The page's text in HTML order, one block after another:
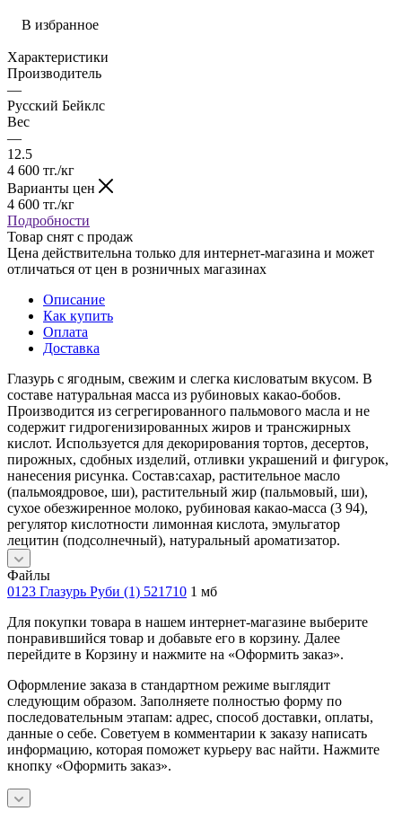
В избранное
Характеристики
Производитель
—
Русский Бейклс
Вес
—
12.5
4 600 тг./кг
Варианты цен
4 600 тг./кг
Подробности
Товар снят с продаж
Цена действительна только для интернет-магазина и может
отличаться от цен в розничных магазинах
Описание
Как купить
Оплата
Доставка
Глазурь с ягодным, свежим и слегка кисловатым вкусом. В
составе натуральная масса из рубиновых какао-бобов.
Производится из сегрегированного пальмового масла и не
содержит гидрогенизированных жиров и трансжирных
кислот. Используется для декорирования тортов, десертов,
пирожных, сдобных изделий, отливки украшений и фигурок,
нанесения рисунка. Состав:сахар, растительное масло
(пальмоядровое, ши), растительный жир (пальмовый, ши),
сухое обезжиренное молоко, рубиновая какао-масса (3 94),
регулятор кислотности лимонная кислота, эмульгатор
лецитин (подсолнечный), натуральный ароматизатор.
Файлы
0123 Глазурь Руби (1) 521710 1 мб
Для покупки товара в нашем интернет-магазине выберите
понравившийся товар и добавьте его в корзину. Далее
перейдите в Корзину и нажмите на «Оформить заказ».
Оформление заказа в стандартном режиме выглядит
следующим образом. Заполняете полностью форму по
последовательным этапам: адрес, способ доставки, оплаты,
данные о себе. Советуем в комментарии к заказу написать
информацию, которая поможет курьеру вас найти. Нажмите
кнопку «Оформить заказ».